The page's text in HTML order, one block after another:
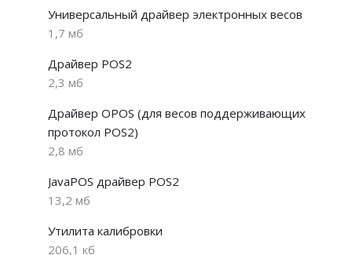
Универсальный драйвер электронных весов
1,7 мб
Драйвер POS2
2,3 мб
Драйвер OPOS (для весов поддерживающих
протокол POS2)
2,8 мб
JavaPOS драйвер POS2
13,2 мб
Утилита калибровки
206,1 кб